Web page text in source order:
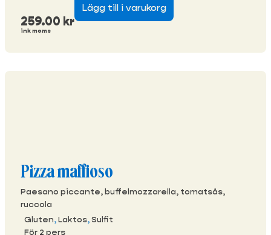
259.00 kr
ink moms
Lägg till i varukorg
Pizza maffioso
Paesano piccante, buffelmozzarella, tomatsås,
ruccola
Gluten,Laktos,Sulfit
För 2 pers